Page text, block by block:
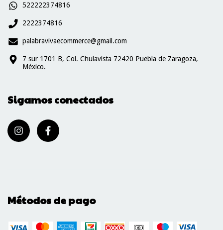
522222374816
2222374816
palabravivaecommerce@gmail.com
7 sur 1701 B, Col. Chulavista 72420 Puebla de Zaragoza,
México.
Sigamos conectados
Métodos de pago